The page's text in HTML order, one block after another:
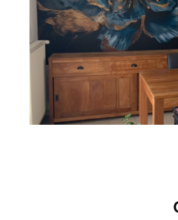
Método de aplicación
Hasta 360 cm
Más de 360 cm
Materiales disponibles
Estándar
8.33 $5.00